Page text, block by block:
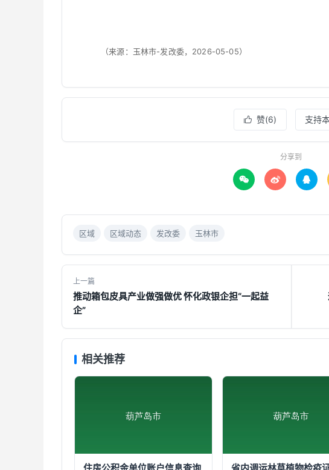
（来源：玉林市-发改委，2026-05-05）
 赞(6) 支持
分享到
  
区域 区域动态 发改委 玉林市
上一篇
推动箱包皮具产业做强做优 怀化政银企担“一起益
企”
相关推荐